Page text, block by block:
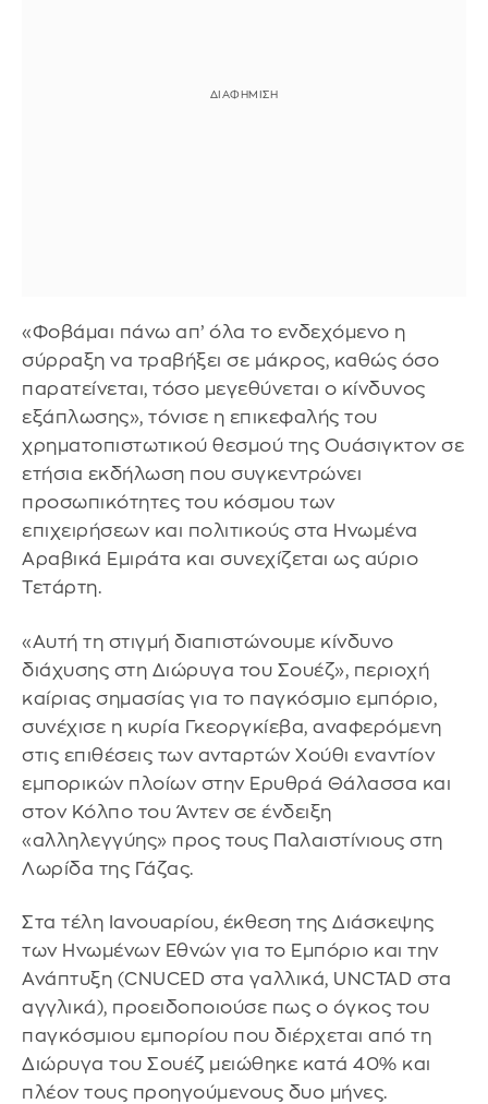
«Φοβάμαι πάνω απ’ όλα το ενδεχόμενο η
σύρραξη να τραβήξει σε μάκρος, καθώς όσο
παρατείνεται, τόσο μεγεθύνεται ο κίνδυνος
εξάπλωσης», τόνισε η επικεφαλής του
χρηματοπιστωτικού θεσμού της Ουάσιγκτον σε
ετήσια εκδήλωση που συγκεντρώνει
προσωπικότητες του κόσμου των
επιχειρήσεων και πολιτικούς στα Ηνωμένα
Αραβικά Εμιράτα και συνεχίζεται ως αύριο
Τετάρτη.
«Αυτή τη στιγμή διαπιστώνουμε κίνδυνο
διάχυσης στη Διώρυγα του Σουέζ», περιοχή
καίριας σημασίας για το παγκόσμιο εμπόριο,
συνέχισε η κυρία Γκεοργκίεβα, αναφερόμενη
στις επιθέσεις των ανταρτών Χούθι εναντίον
εμπορικών πλοίων στην Ερυθρά Θάλασσα και
στον Κόλπο του Άντεν σε ένδειξη
«αλληλεγγύης» προς τους Παλαιστίνιους στη
Λωρίδα της Γάζας.
Στα τέλη Ιανουαρίου, έκθεση της Διάσκεψης
των Ηνωμένων Εθνών για το Εμπόριο και την
Ανάπτυξη (CNUCED στα γαλλικά, UNCTAD στα
αγγλικά), προειδοποιούσε πως ο όγκος του
παγκόσμιου εμπορίου που διέρχεται από τη
Διώρυγα του Σουέζ μειώθηκε κατά 40% και
πλέον τους προηγούμενους δυο μήνες.